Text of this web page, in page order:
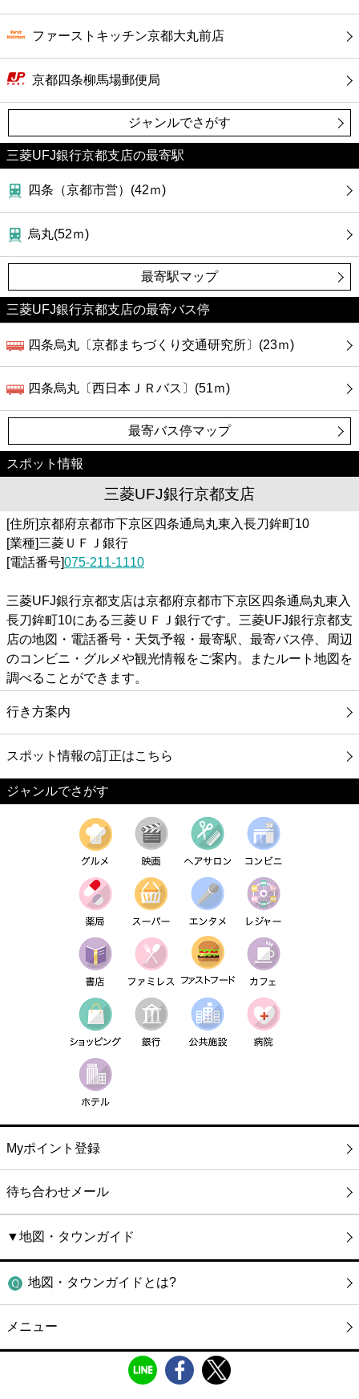
ファーストキッチン京都大丸前店
京都四条柳馬場郵便局
ジャンルでさがす
三菱UFJ銀行京都支店の最寄駅
四条（京都市営）(42ｍ)
烏丸(52ｍ)
最寄駅マップ
三菱UFJ銀行京都支店の最寄バス停
四条烏丸〔京都まちづくり交通研究所〕(23ｍ)
四条烏丸〔西日本ＪＲバス〕(51ｍ)
最寄バス停マップ
スポット情報
三菱UFJ銀行京都支店
[住所]京都府京都市下京区四条通烏丸東入長刀鉾町10
[業種]三菱ＵＦＪ銀行
[電話番号]075-211-1110
三菱UFJ銀行京都支店は京都府京都市下京区四条通烏丸東入
長刀鉾町10にある三菱ＵＦＪ銀行です。三菱UFJ銀行京都支
店の地図・電話番号・天気予報・最寄駅、最寄バス停、周辺
のコンビニ・グルメや観光情報をご案内。またルート地図を
調べることができます。
行き方案内
スポット情報の訂正はこちら
ジャンルでさがす
Myポイント登録
待ち合わせメール
▼地図・タウンガイド
地図・タウンガイドとは?
メニュー